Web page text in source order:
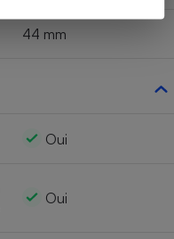
44 mm
Oui
Oui